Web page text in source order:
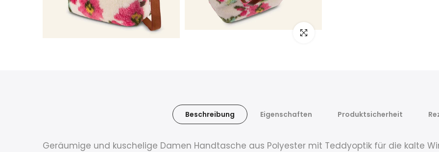
klicken um zu vergrößern
Beschreibung Eigenschaften Produktsicherheit
Geräumige und kuschelige Damen Handtasche aus Polyester mit Teddyoptik für die kalte